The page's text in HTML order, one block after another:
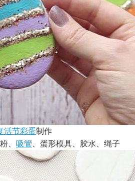
活节彩蛋制作
、 吸管、蛋形模具、胶水、绳子